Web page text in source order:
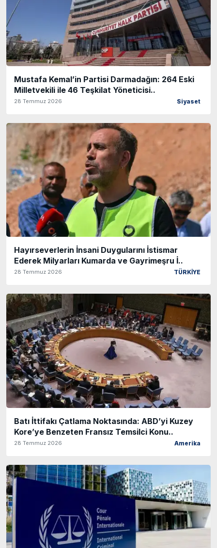
Mustafa Kemal’in Partisi Darmadağın: 264 Eski
Milletvekili ile 46 Teşkilat Yöneticisi..
28 Temmuz 2026 Siyaset
Hayırseverlerin İnsani Duygularını İstismar
Ederek Milyarları Kumarda ve Gayrimeşru İ..
28 Temmuz 2026 TÜRKİYE
Batı İttifakı Çatlama Noktasında: ABD’yi Kuzey
Kore’ye Benzeten Fransız Temsilci Konu..
28 Temmuz 2026 Amerika